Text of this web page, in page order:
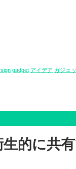
gadget アイデア ガジェ
的に共